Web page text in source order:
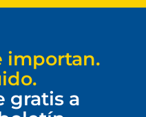
importan.
gratis a